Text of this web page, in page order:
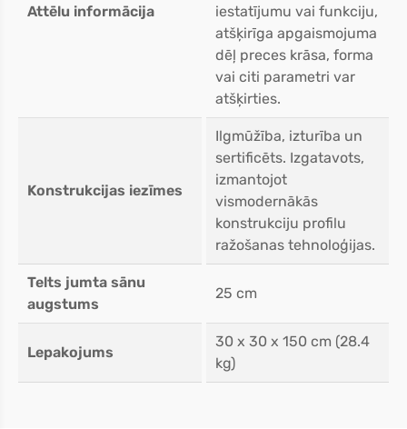
Attēlu informācija
iestatījumu vai funkciju,
atšķirīga apgaismojuma
dēļ preces krāsa, forma
vai citi parametri var
atšķirties.
Konstrukcijas iezīmes
Ilgmūžība, izturība un
sertificēts. Izgatavots,
izmantojot
vismodernākās
konstrukciju profilu
ražošanas tehnoloģijas.
Telts jumta sānu
augstums
25 cm
Lepakojums
30 x 30 x 150 cm (28.4
kg)